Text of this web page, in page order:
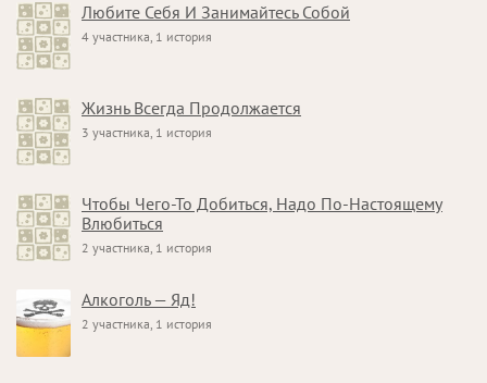
Любите Себя И Занимайтесь Собой
4 участника, 1 история
Жизнь Всегда Продолжается
3 участника, 1 история
Чтобы Чего-То Добиться, Надо По-Настоящему
Влюбиться
2 участника, 1 история
Алкоголь — Яд!
2 участника, 1 история